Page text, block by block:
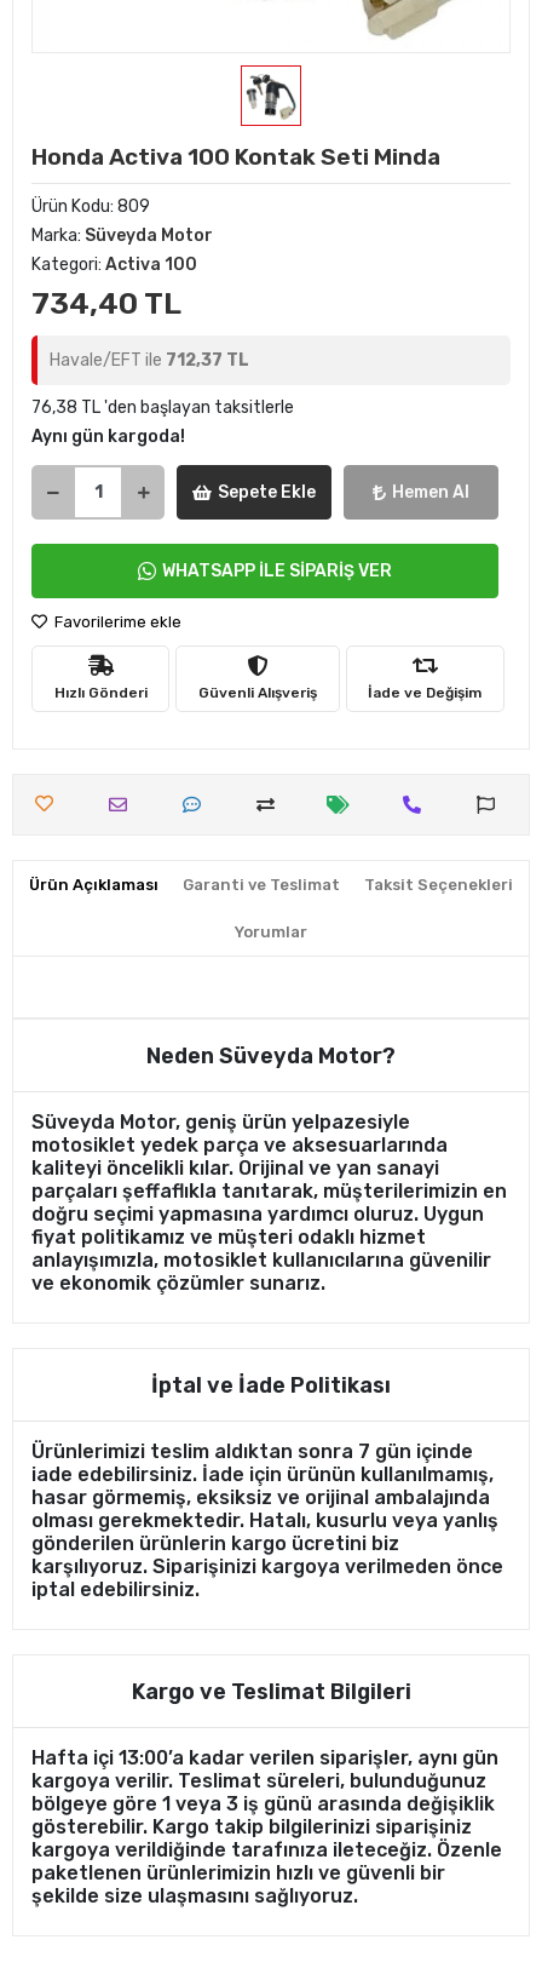
Honda Activa 100 Kontak Seti Minda
Ürün Kodu: 809
Marka: Süveyda Motor
Kategori: Activa 100
734,40 TL
Havale/EFT ile 712,37 TL
76,38 TL 'den başlayan taksitlerle
Aynı gün kargoda!
Sepete Ekle Hemen Al
WHATSAPP İLE SİPARİŞ VER
Favorilerime ekle
Hızlı Gönderi Güvenli Alışveriş İade ve Değişim
Ürün Açıklaması Garanti ve Teslimat Taksit Seçenekleri
Yorumlar
Neden Süveyda Motor?
Süveyda Motor, geniş ürün yelpazesiyle
motosiklet yedek parça ve aksesuarlarında
kaliteyi öncelikli kılar. Orijinal ve yan sanayi
parçaları şeffaflıkla tanıtarak, müşterilerimizin en
doğru seçimi yapmasına yardımcı oluruz. Uygun
fiyat politikamız ve müşteri odaklı hizmet
anlayışımızla, motosiklet kullanıcılarına güvenilir
ve ekonomik çözümler sunarız.
İptal ve İade Politikası
Ürünlerimizi teslim aldıktan sonra 7 gün içinde
iade edebilirsiniz. İade için ürünün kullanılmamış,
hasar görmemiş, eksiksiz ve orijinal ambalajında
olması gerekmektedir. Hatalı, kusurlu veya yanlış
gönderilen ürünlerin kargo ücretini biz
karşılıyoruz. Siparişinizi kargoya verilmeden önce
iptal edebilirsiniz.
Kargo ve Teslimat Bilgileri
Hafta içi 13:00’a kadar verilen siparişler, aynı gün
kargoya verilir. Teslimat süreleri, bulunduğunuz
bölgeye göre 1 veya 3 iş günü arasında değişiklik
gösterebilir. Kargo takip bilgilerinizi siparişiniz
kargoya verildiğinde tarafınıza ileteceğiz. Özenle
paketlenen ürünlerimizin hızlı ve güvenli bir
şekilde size ulaşmasını sağlıyoruz.